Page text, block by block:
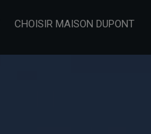
CHOISIR MAISON DUPONT